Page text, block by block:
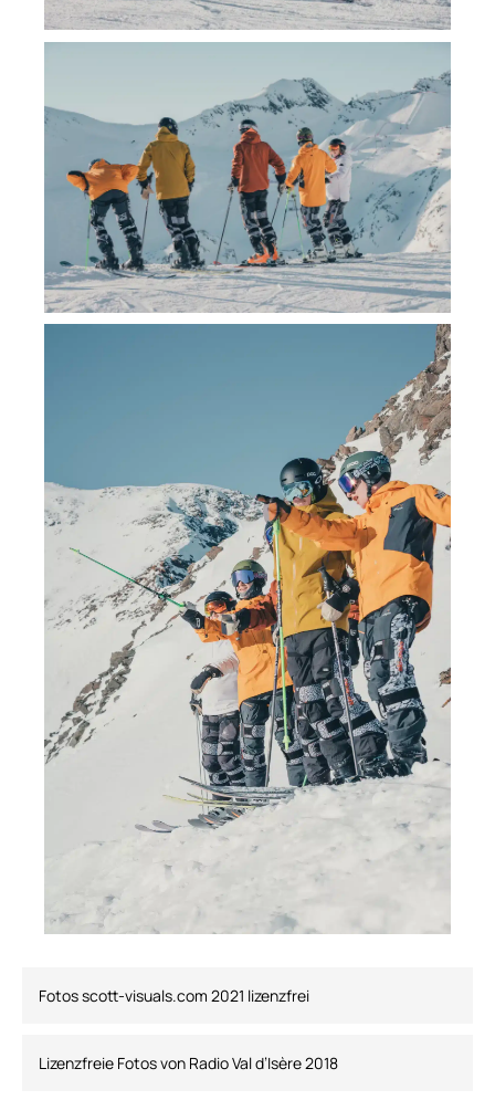
Fotos scott-visuals.com 2021 lizenzfrei
Lizenzfreie Fotos von Radio Val d’Isère 2018